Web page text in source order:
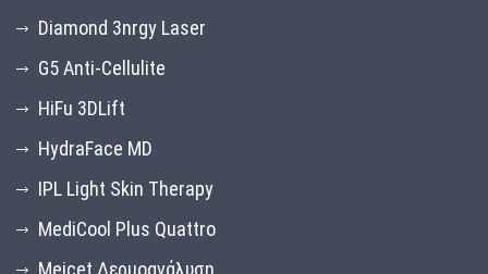
Diamond 3nrgy Laser
G5 Anti-Cellulite
HiFu 3DLift
HydraFace MD
IPL Light Skin Therapy
MediCool Plus Quattro
Meicet Δερμοανάλυση